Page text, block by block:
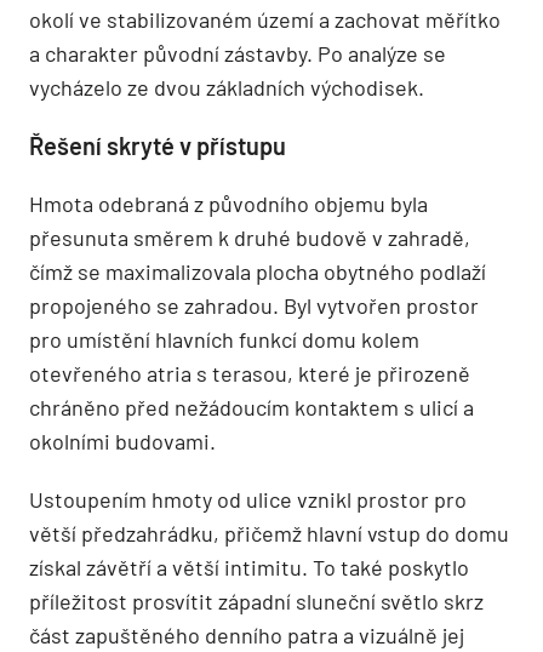
okolí ve stabilizovaném území a zachovat měřítko
a charakter původní zástavby. Po analýze se
vycházelo ze dvou základních východisek.
Řešení skryté v přístupu
Hmota odebraná z původního objemu byla
přesunuta směrem k druhé budově v zahradě,
čímž se maximalizovala plocha obytného podlaží
propojeného se zahradou. Byl vytvořen prostor
pro umístění hlavních funkcí domu kolem
otevřeného atria s terasou, které je přirozeně
chráněno před nežádoucím kontaktem s ulicí a
okolními budovami.
Ustoupením hmoty od ulice vznikl prostor pro
větší předzahrádku, přičemž hlavní vstup do domu
získal závětří a větší intimitu. To také poskytlo
příležitost prosvítit západní sluneční světlo skrz
část zapuštěného denního patra a vizuálně jej